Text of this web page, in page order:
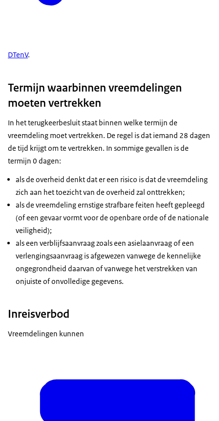
DTenV.
Termijn waarbinnen vreemdelingen
moeten vertrekken
In het terugkeerbesluit staat binnen welke termijn de
vreemdeling moet vertrekken. De regel is dat iemand 28 dagen
de tijd krijgt om te vertrekken. In sommige gevallen is de
termijn 0 dagen:
als de overheid denkt dat er een risico is dat de vreemdeling
zich aan het toezicht van de overheid zal onttrekken;
als de vreemdeling ernstige strafbare feiten heeft gepleegd
(of een gevaar vormt voor de openbare orde of de nationale
veiligheid);
als een verblijfsaanvraag zoals een asielaanvraag of een
verlengingsaanvraag is afgewezen vanwege de kennelijke
ongegrondheid daarvan of vanwege het verstrekken van
onjuiste of onvolledige gegevens.
Inreisverbod
Vreemdelingen kunnen